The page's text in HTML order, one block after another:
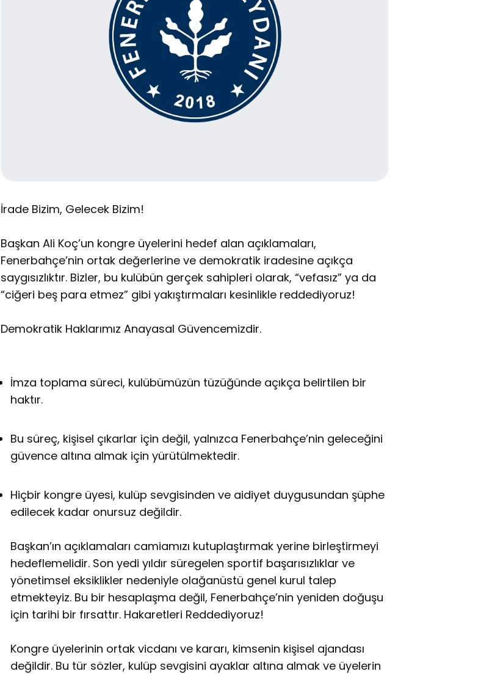
İrade Bizim, Gelecek Bizim!
Başkan Ali Koç’un kongre üyelerini hedef alan açıklamaları,
Fenerbahçe’nin ortak değerlerine ve demokratik iradesine açıkça
saygısızlıktır. Bizler, bu kulübün gerçek sahipleri olarak, “vefasız” ya da
“ciğeri beş para etmez” gibi yakıştırmaları kesinlikle reddediyoruz!
Demokratik Haklarımız Anayasal Güvencemizdir.
İmza toplama süreci, kulübümüzün tüzüğünde açıkça belirtilen bir
haktır.
Bu süreç, kişisel çıkarlar için değil, yalnızca Fenerbahçe’nin geleceğini
güvence altına almak için yürütülmektedir.
Hiçbir kongre üyesi, kulüp sevgisinden ve aidiyet duygusundan şüphe
edilecek kadar onursuz değildir.
Başkan’ın açıklamaları camiamızı kutuplaştırmak yerine birleştirmeyi
hedeflemelidir. Son yedi yıldır süregelen sportif başarısızlıklar ve
yönetimsel eksiklikler nedeniyle olağanüstü genel kurul talep
etmekteyiz. Bu bir hesaplaşma değil, Fenerbahçe’nin yeniden doğuşu
için tarihi bir fırsattır. Hakaretleri Reddediyoruz!
Kongre üyelerinin ortak vicdanı ve kararı, kimsenin kişisel ajandası
değildir. Bu tür sözler, kulüp sevgisini ayaklar altına almak ve üyelerin